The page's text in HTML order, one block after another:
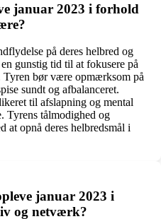
januar 2023 i forhold
på deres helbred og
gunstig tid til at fokusere på
Tyren bør være opmærksom på
sundt og afbalanceret.
til afslapning og mental
Tyrens tålmodighed og
at opnå deres helbredsmål i
januar 2023 i
og netværk?